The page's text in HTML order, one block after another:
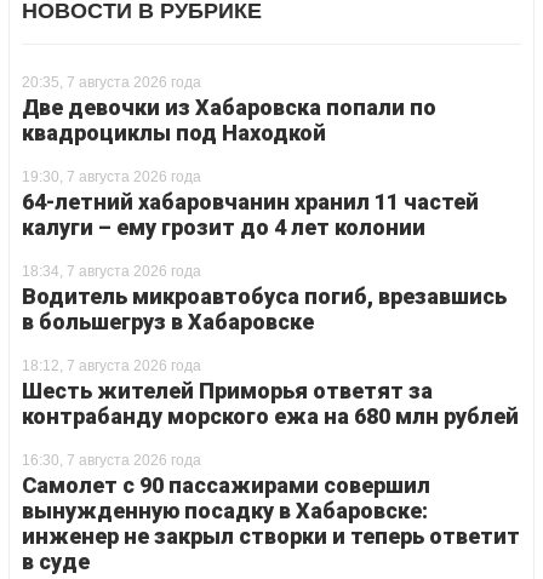
НОВОСТИ В РУБРИКЕ
20:35, 7 августа 2026 года
Две девочки из Хабаровска попали по
квадроциклы под Находкой
19:30, 7 августа 2026 года
64-летний хабаровчанин хранил 11 частей
калуги – ему грозит до 4 лет колонии
18:34, 7 августа 2026 года
Водитель микроавтобуса погиб, врезавшись
в большегруз в Хабаровске
18:12, 7 августа 2026 года
Шесть жителей Приморья ответят за
контрабанду морского ежа на 680 млн рублей
16:30, 7 августа 2026 года
Самолет с 90 пассажирами совершил
вынужденную посадку в Хабаровске:
инженер не закрыл створки и теперь ответит
в суде